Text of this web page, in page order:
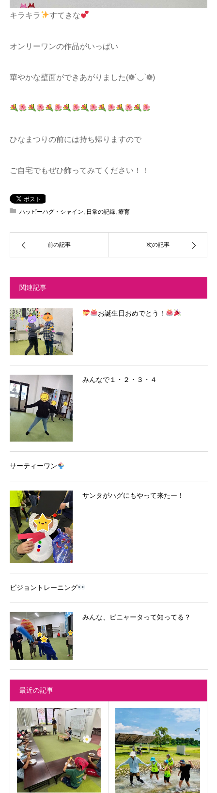
キラキラ すてきな
オンリーワンの作品がいっぱい
華やかな壁面ができあがりました(❁´◡`❁)
ひなまつりの前には持ち帰りますので
ご自宅でもぜひ飾ってみてください！！
ハッピーハグ・シャイン 日常の記録 療育
前の記事 次の記事
関連記事
お誕生日おめでとう！
みんなで１・２・３・４
サーティーワン
サンタがハグにもやって来たー！
ビジョントレーニング
みんな、ピニャータって知ってる？
最近の記事